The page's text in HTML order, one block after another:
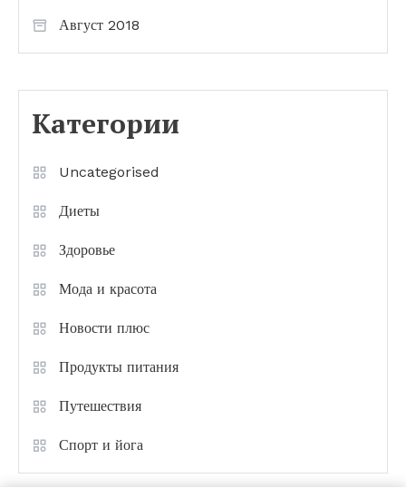
Август 2018
Категории
Uncategorised
Диеты
Здоровье
Мода и красота
Новости плюс
Продукты питания
Путешествия
Спорт и йога